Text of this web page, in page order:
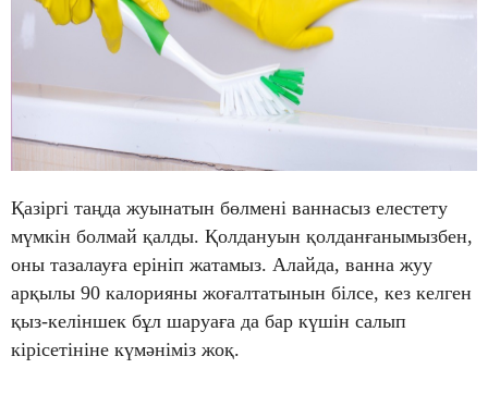
Қазіргі таңда жуынатын бөлмені ваннасыз елестету
мүмкін болмай қалды. Қолдануын қолданғанымызбен,
оны тазалауға ерініп жатамыз. Алайда, ванна жуу
арқылы 90 калорияны жоғалтатынын білсе, кез келген
қыз-келіншек бұл шаруаға да бар күшін салып
кірісетініне күмәніміз жоқ.